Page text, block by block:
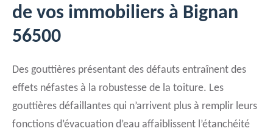
de vos immobiliers à Bignan
56500
Des gouttières présentant des défauts entraînent des
effets néfastes à la robustesse de la toiture. Les
gouttières défaillantes qui n’arrivent plus à remplir leurs
fonctions d’évacuation d’eau affaiblissent l’étanchéité